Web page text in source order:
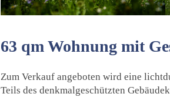
63 qm Wohnung mit
Zum Verkauf angeboten wird eine
Teils des denkmalgeschützten